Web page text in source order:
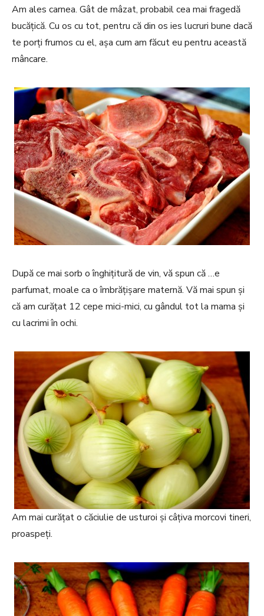
Am ales carnea. Gât de mâzat, probabil cea mai fragedă
bucățică. Cu os cu tot, pentru că din os ies lucruri bune dacă
te porți frumos cu el, așa cum am făcut eu pentru această
mâncare.
După ce mai sorb o înghițitură de vin, vă spun că …e
parfumat, moale ca o îmbrățișare maternă. Vă mai spun și
că am curățat 12 cepe mici-mici, cu gândul tot la mama și
cu lacrimi în ochi.
Am mai curățat o căciulie de usturoi și câțiva morcovi tineri,
proaspeți.